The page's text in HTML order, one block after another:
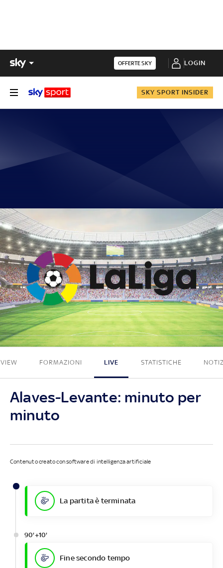
OFFERTE SKY LOGIN
SKY SPORT INSIDER
2 - 1
FORMAZIONI LIVE STATISTICHE
Alaves-Levante: minuto per
minuto
Contenuto creato con software di intelligenza artificiale
La partita è terminata
90'+10'
Fine secondo tempo